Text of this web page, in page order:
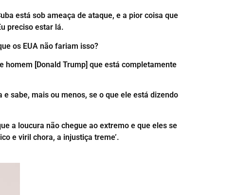
está sob ameaça de ataque, e a pior coisa que
preciso estar lá.
os EUA não fariam isso?
[Donald Trump] que está completamente
sabe, mais ou menos, se o que ele está dizendo
a loucura não chegue ao extremo e que eles se
e viril chora, a injustiça treme’.